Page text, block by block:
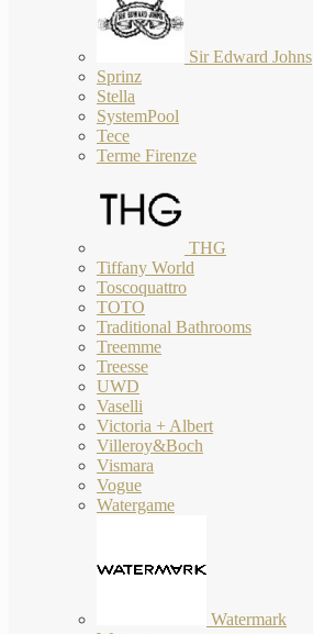
Sir Edward Johns
Sprinz
Stella
SystemPool
Tece
Terme Firenze
THG
Tiffany World
Toscoquattro
TOTO
Traditional Bathrooms
Treemme
Treesse
UWD
Vaselli
Victoria + Albert
Villeroy&Boch
Vismara
Vogue
Watergame
Watermark